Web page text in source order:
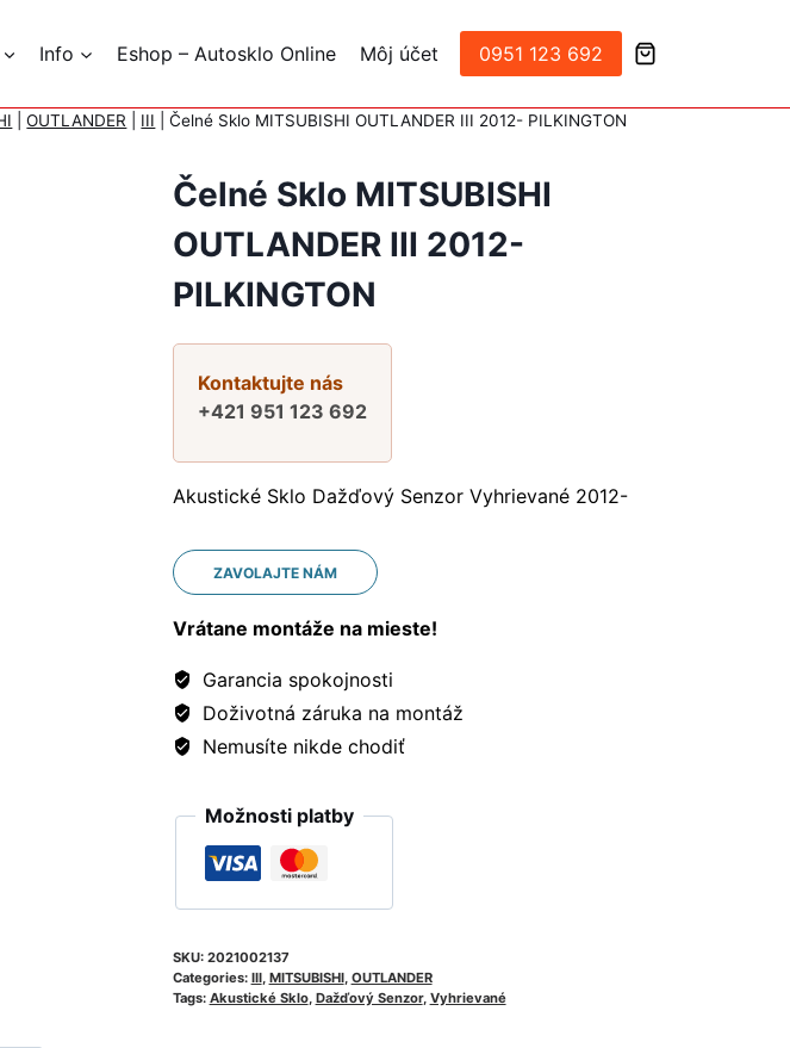
Info Eshop – Autosklo Online Môj účet 0951 123 692
|OUTLANDER III |Čelné Sklo MITSUBISHI OUTLANDER III 2012- PILKINGTON
Čelné Sklo MITSUBISHI
OUTLANDER III 2012-
PILKINGTON
Kontaktujte nás
+421 951 123 692
Akustické Sklo Dažďový Senzor Vyhrievané 2012-
ZAVOLAJTE NÁM
Vrátane montáže na mieste!
Garancia spokojnosti
Doživotná záruka na montáž
Nemusíte nikde chodiť
Možnosti platby
SKU: 2021002137
Categories: III, MITSUBISHI, OUTLANDER
Tags: Akustické Sklo, Dažďový Senzor, Vyhrievané